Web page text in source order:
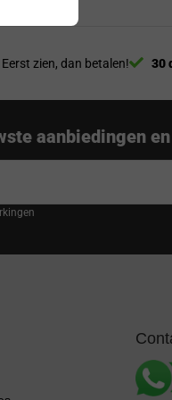
Eerst zien, dan betalen! 30
aanbiedingen